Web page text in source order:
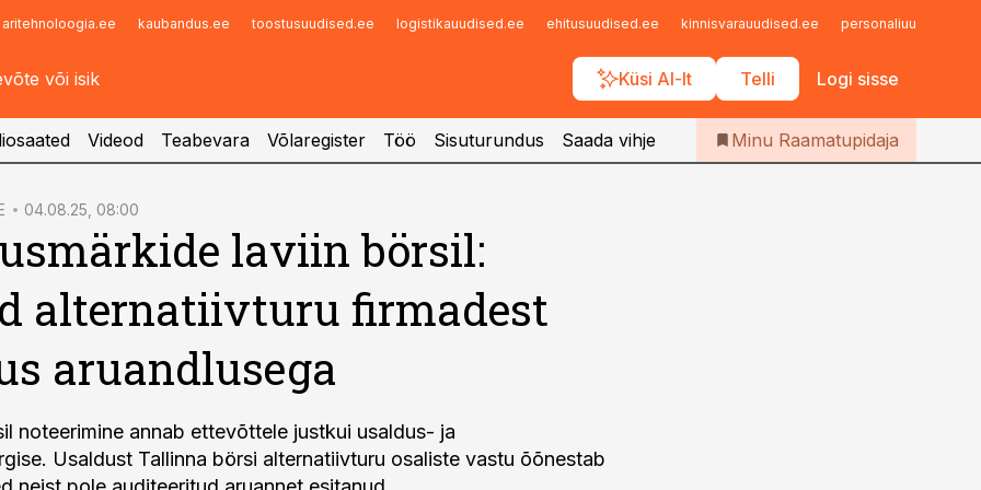
aritehnoloogia.ee kaubandus.ee toostusuudised.ee logistikauudised.ee ehitusuudised.ee kinnisvarauudised.ee personaliuudised.ee
Küsi AI-lt Telli Logi sisse
Infopank
Iseteenindus
Telli Raamatupidaja
Videod Teabevara Võlaregister Töö Sisuturundus Saada vihje Minu Raamatupidaja
04.08.25, 08:00
laviin börsil:
alternatiivturu firmadest
aruandlusega
noteerimine annab ettevõttele justkui usaldus- ja
Usaldust Tallinna börsi alternatiivturu osaliste vastu õõnestab